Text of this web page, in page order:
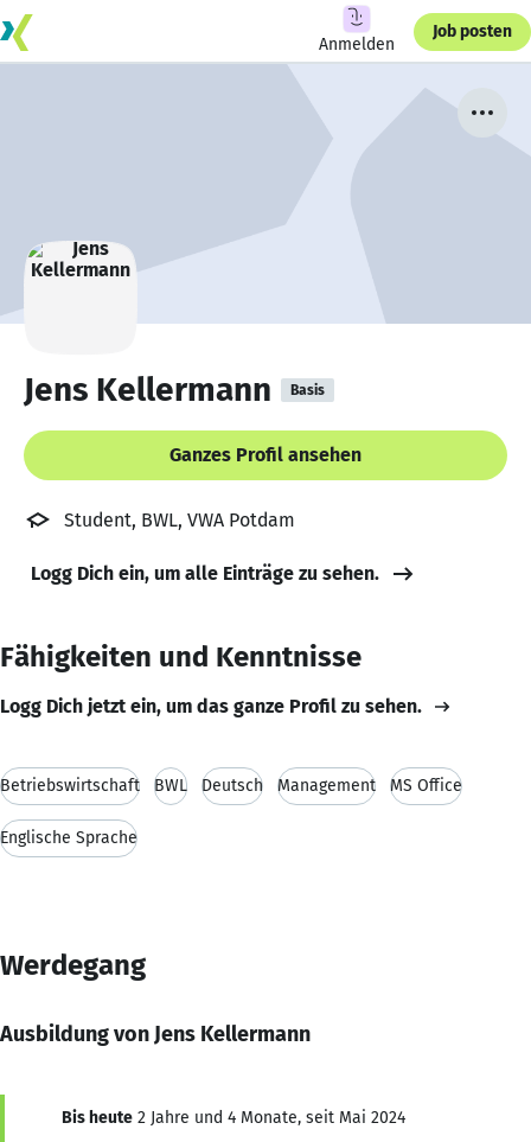
Anmelden
Job posten
Jens Kellermann Basis
Ganzes Profil ansehen
Student, BWL, VWA Potdam
Logg Dich ein, um alle Einträge zu sehen.
Fähigkeiten und Kenntnisse
Logg Dich jetzt ein, um das ganze Profil zu sehen.
Betriebswirtschaft BWL Deutsch Management MS Office
Englische Sprache
Werdegang
Ausbildung von Jens Kellermann
Bis heute 2 Jahre und 4 Monate, seit Mai 2024